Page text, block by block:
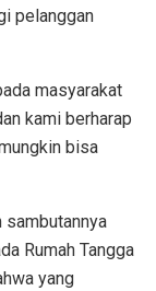
pelanggan
masyarakat
kami berharap
bisa
sambutannya
Rumah Tangga
yang